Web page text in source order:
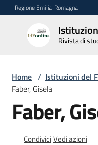
Vai al contenuto
Vai alla navigazione
Vai al footer
Regione Emilia-Romagna
Rivista di
Istituzioni
giuridici e politici
La
Home / Istituzioni del
Faber, Gisela
Faber,
CondividiVedi azioni